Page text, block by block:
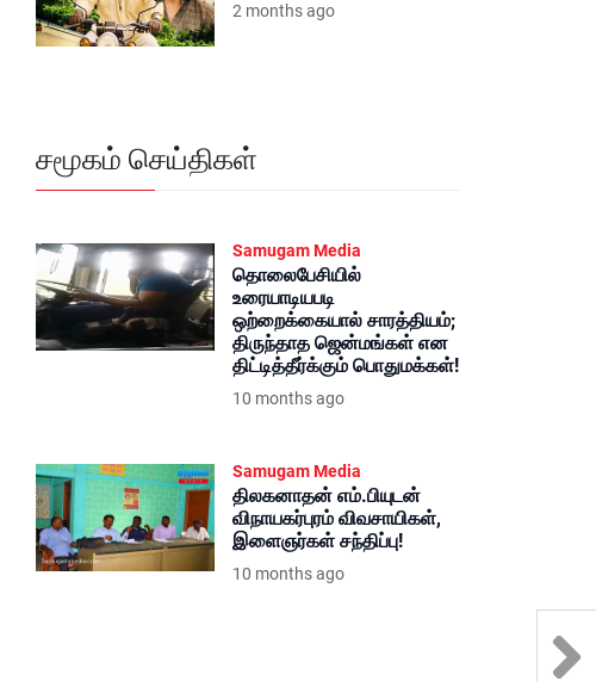
2 months ago
சமூகம் செய்திகள்
Samugam Media
தொலைபேசியில்
உரையாடியபடி
ஒற்றைக்கையால் சாரத்தியம்;
திருந்தாத ஜென்மங்கள் என
திட்டித்தீர்க்கும் பொதுமக்கள்!
10 months ago
Samugam Media
திலகனாதன் எம்.பியுடன்
விநாயகர்புரம் விவசாயிகள்,
இளைஞர்கள் சந்திப்பு!
10 months ago